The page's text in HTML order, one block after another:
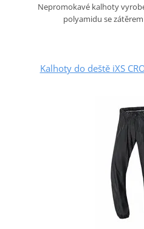
Nepromokavé kalhoty
polyamidu se zátěrem
Kalhoty do deště iXS